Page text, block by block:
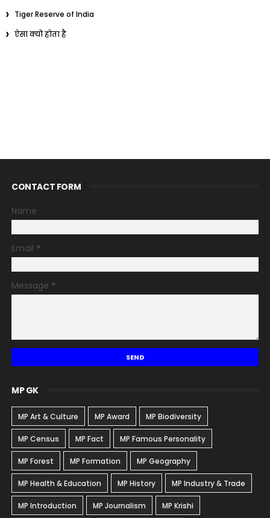
Tiger Reserve of India
ऐसा क्यों होता है
CONTACT FORM
Name
Email *
Message *
MP GK
MP Art & Culture MP Award MP Biodiversity
MP Census MP Fact MP Famous Personality
MP Forest MP Formation MP Geography
MP Health & Education MP History MP Industry & Trade
MP Introduction MP Journalism MP Krishi